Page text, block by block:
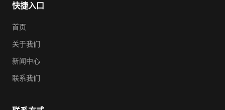
快捷入口
首页
关于我们
新闻中心
联系我们